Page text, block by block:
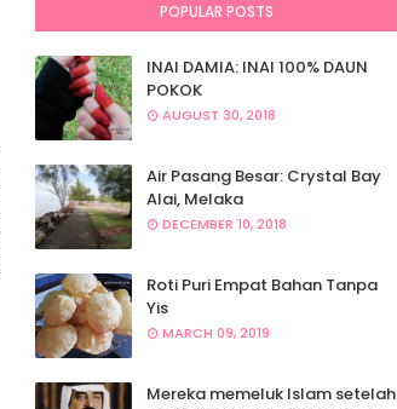
POPULAR POSTS
INAI DAMIA: INAI 100% DAUN
POKOK
AUGUST 30, 2018
Air Pasang Besar: Crystal Bay
Alai, Melaka
DECEMBER 10, 2018
Roti Puri Empat Bahan Tanpa
Yis
MARCH 09, 2019
Mereka memeluk Islam setelah